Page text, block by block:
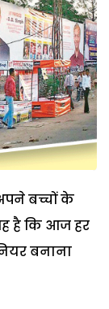
बच्चों के
है कि आज हर
बनाना